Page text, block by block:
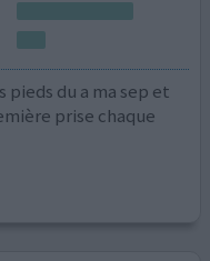
du a ma sep et
prise chaque